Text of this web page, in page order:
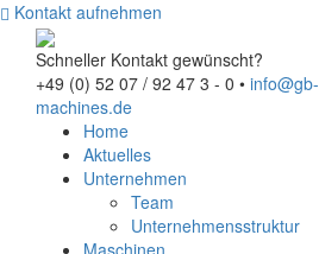
Kontakt aufnehmen
Schneller Kontakt gewünscht?
+49 (0) 52 07 / 92 47 3 - 0 • info@gb-
machines.de
Home
Aktuelles
Unternehmen
Team
Unternehmensstruktur